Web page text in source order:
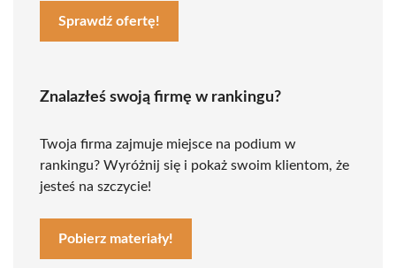
Sprawdź ofertę!
Znalazłeś swoją firmę w rankingu?
Twoja firma zajmuje miejsce na podium w
rankingu? Wyróżnij się i pokaż swoim klientom, że
jesteś na szczycie!
Pobierz materiały!